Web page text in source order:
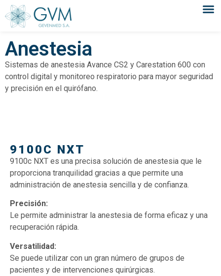
Anestesia
Sistemas de anestesia Avance CS2 y Carestation 600 con
control digital y monitoreo respiratorio para mayor seguridad
y precisión en el quirófano.
9100C NXT
9100c NXT es una precisa solución de anestesia que le
proporciona tranquilidad gracias a que permite una
administración de anestesia sencilla y de confianza.
Precisión:
Le permite administrar la anestesia de forma eficaz y una
recuperación rápida.
Versatilidad:
Se puede utilizar con un gran número de grupos de
pacientes y de intervenciones quirúrgicas.